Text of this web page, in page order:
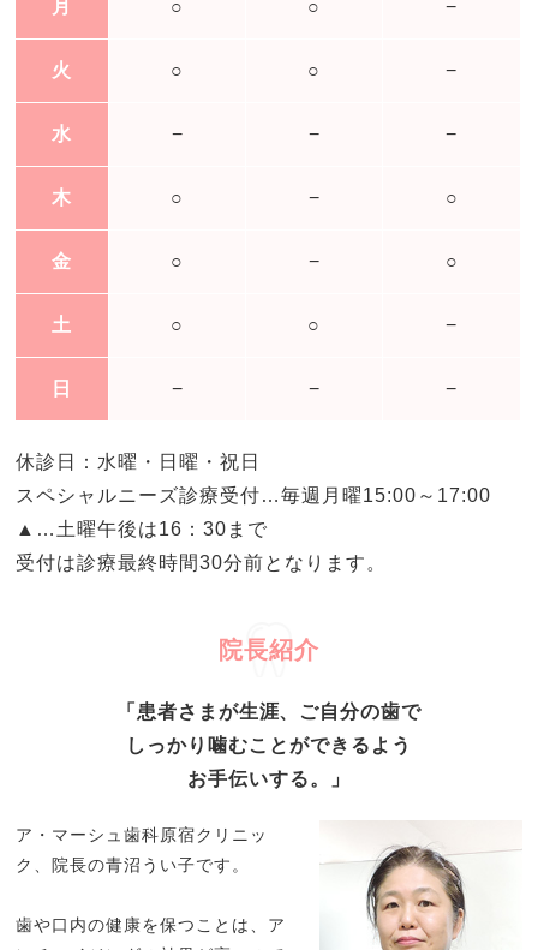
月 ○ ○ −
火 ○ ○ −
水 − − −
木 ○ − ○
金 ○ − ○
土 ○ ○ −
日 − − −
休診日：水曜・日曜・祝日
スペシャルニーズ診療受付…毎週月曜15:00～17:00
▲…土曜午後は16：30まで
受付は診療最終時間30分前となります。
院長紹介
「患者さまが生涯、ご自分の歯で
しっかり噛むことができるよう
お手伝いする。」
ア・マーシュ歯科原宿クリニッ
ク、院長の青沼うい子です。
歯や口内の健康を保つことは、ア